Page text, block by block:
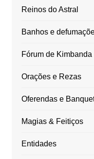
Reinos do Astral
Banhos e
Fórum de Kimbanda
Orações e Rezas
Oferendas e
Magias & Feitiços
Entidades